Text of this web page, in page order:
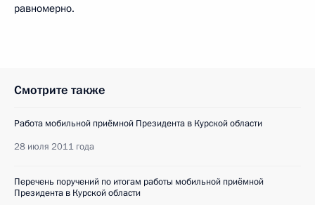
равномерно.
Смотрите также
Работа мобильной приёмной Президента в Курской области
28 июля 2011 года
Перечень поручений по итогам работы мобильной приёмной
Президента в Курской области